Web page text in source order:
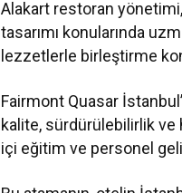
Alakart restoran
tasarımı konularında
lezzetlerle birleştirme
Fairmont Quasar
kalite, sürdürülebilirlik ve
içi eğitim ve personel